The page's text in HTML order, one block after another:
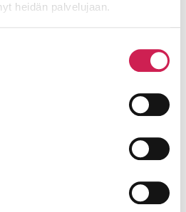
heidän palvelujaan.